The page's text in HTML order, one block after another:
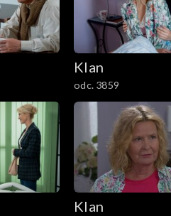
1401–1500
1301–1400
1101–1200
1001–1100
901–1000
Klan
odc. 3859
Klan